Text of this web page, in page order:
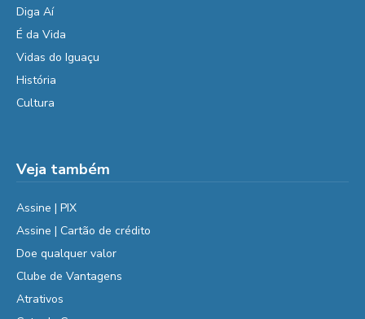
Diga Aí
É da Vida
Vidas do Iguaçu
História
Cultura
Veja também
Assine | PIX
Assine | Cartão de crédito
Doe qualquer valor
Clube de Vantagens
Atrativos